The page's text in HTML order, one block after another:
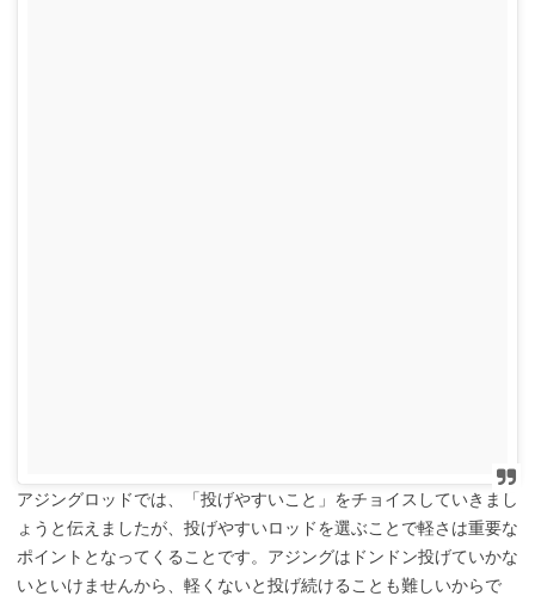
アジングロッドでは、「投げやすいこと」をチョイスしていきまし
ょうと伝えましたが、投げやすいロッドを選ぶことで軽さは重要な
ポイントとなってくることです。アジングはドンドン投げていかな
いといけませんから、軽くないと投げ続けることも難しいからで